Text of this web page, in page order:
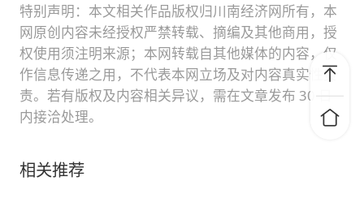
特别声明：本文相关作品版权归川南经济网所有，本
网原创内容未经授权严禁转载、摘编及其他商用，授
权使用须注明来源；本网转载自其他媒体的内容，仅
作信息传递之用，不代表本网立场及对内容真实性负
责。若有版权及内容相关异议，需在文章发布 30 日
内接洽处理。
相关推荐